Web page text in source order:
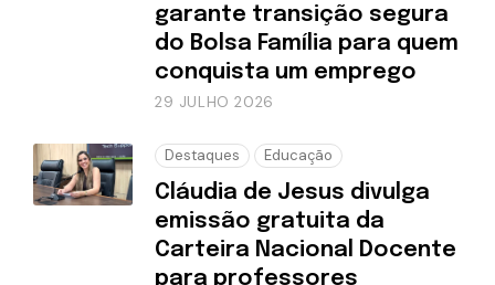
garante transição segura
do Bolsa Família para quem
conquista um emprego
29 JULHO 2026
Destaques Educação
Cláudia de Jesus divulga
emissão gratuita da
Carteira Nacional Docente
para professores